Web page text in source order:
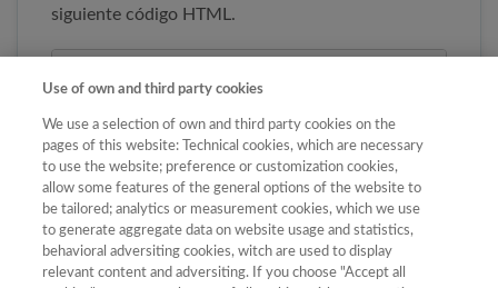
siguiente código HTML.
Copiar código
Use of own and third party cookies
We use a selection of own and third party cookies on the
pages of this website: Technical cookies, which are necessary
to use the website; preference or customization cookies,
allow some features of the general options of the website to
be tailored; analytics or measurement cookies, which we use
to generate aggregate data on website usage and statistics,
behavioral adversiting cookies, witch are used to display
relevant content and adversiting. If you choose "Accept all